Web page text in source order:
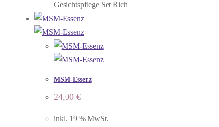
Gesichtspflege Set Rich
MSM-Essenz
24,00 €
inkl. 19 % MwSt.